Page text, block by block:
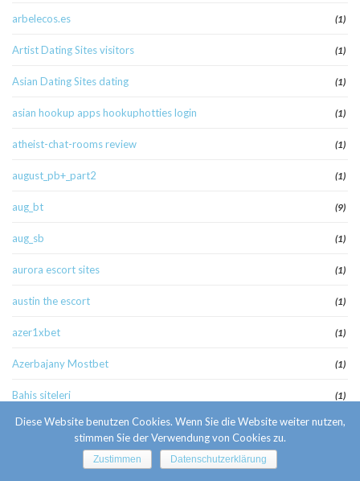
arbelecos.es (1)
Artist Dating Sites visitors (1)
Asian Dating Sites dating (1)
asian hookup apps hookuphotties login (1)
atheist-chat-rooms review (1)
august_pb+_part2 (1)
aug_bt (9)
aug_sb (1)
aurora escort sites (1)
austin the escort (1)
azer1xbet (1)
Azerbajany Mostbet (1)
Bahis siteleri (1)
bahis sitesi (1)
Diese Website benutzen Cookies. Wenn Sie die Website weiter nutzen,
stimmen Sie der Verwendung von Cookies zu.
Zustimmen Datenschutzerklärung